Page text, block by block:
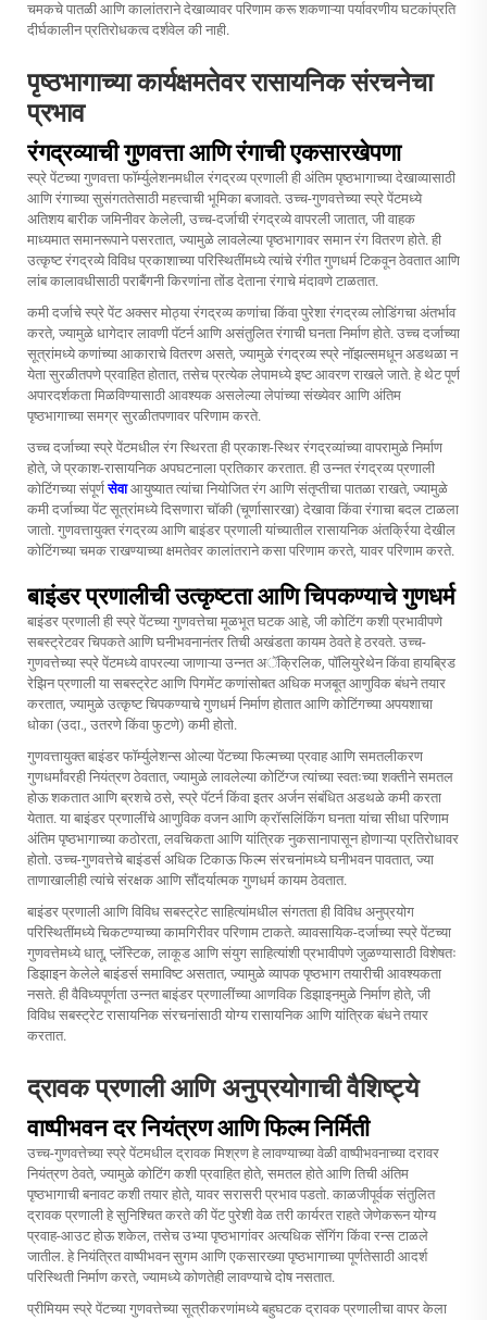
चमकचे पातळी आणि कालांतराने देखाव्यावर परिणाम करू शकणाऱ्या पर्यावरणीय घटकांप्रति
दीर्घकालीन प्रतिरोधकत्व दर्शवेल की नाही.
पृष्ठभागाच्या कार्यक्षमतेवर रासायनिक संरचनेचा
प्रभाव
रंगद्रव्याची गुणवत्ता आणि रंगाची एकसारखेपणा
स्प्रे पेंटच्या गुणवत्ता फॉर्म्युलेशनमधील रंगद्रव्य प्रणाली ही अंतिम पृष्ठभागाच्या देखाव्यासाठी
आणि रंगाच्या सुसंगततेसाठी महत्त्वाची भूमिका बजावते. उच्च-गुणवत्तेच्या स्प्रे पेंटमध्ये
अतिशय बारीक जमिनीवर केलेली, उच्च-दर्जाची रंगद्रव्ये वापरली जातात, जी वाहक
माध्यमात समानरूपाने पसरतात, ज्यामुळे लावलेल्या पृष्ठभागावर समान रंग वितरण होते. ही
उत्कृष्ट रंगद्रव्ये विविध प्रकाशाच्या परिस्थितींमध्ये त्यांचे रंगीत गुणधर्म टिकवून ठेवतात आणि
लांब कालावधीसाठी पराबैंगनी किरणांना तोंड देताना रंगाचे मंदावणे टाळतात.
कमी दर्जाचे स्प्रे पेंट अक्सर मोठ्या रंगद्रव्य कणांचा किंवा पुरेशा रंगद्रव्य लोडिंगचा अंतर्भाव
करते, ज्यामुळे धागेदार लावणी पॅटर्न आणि असंतुलित रंगाची घनता निर्माण होते. उच्च दर्जाच्या
सूत्रांमध्ये कणांच्या आकाराचे वितरण असते, ज्यामुळे रंगद्रव्य स्प्रे नॉझल्समधून अडथळा न
येता सुरळीतपणे प्रवाहित होतात, तसेच प्रत्येक लेपामध्ये इष्ट आवरण राखले जाते. हे थेट पूर्ण
अपारदर्शकता मिळविण्यासाठी आवश्यक असलेल्या लेपांच्या संख्येवर आणि अंतिम
पृष्ठभागाच्या समग्र सुरळीतपणावर परिणाम करते.
उच्च दर्जाच्या स्प्रे पेंटमधील रंग स्थिरता ही प्रकाश-स्थिर रंगद्रव्यांच्या वापरामुळे निर्माण
होते, जे प्रकाश-रासायनिक अपघटनाला प्रतिकार करतात. ही उन्नत रंगद्रव्य प्रणाली
कोटिंगच्या संपूर्णसेवाआयुष्यात त्यांचा नियोजित रंग आणि संतृप्तीचा पातळा राखते, ज्यामुळे
कमी दर्जाच्या पेंट सूत्रांमध्ये दिसणारा चॉकी (चूर्णासारखा) देखावा किंवा रंगाचा बदल टाळला
जातो. गुणवत्तायुक्त रंगद्रव्य आणि बाइंडर प्रणाली यांच्यातील रासायनिक अंतर्क्रिया देखील
कोटिंगच्या चमक राखण्याच्या क्षमतेवर कालांतराने कसा परिणाम करते, यावर परिणाम करते.
बाइंडर प्रणालीची उत्कृष्टता आणि चिपकण्याचे गुणधर्म
बाइंडर प्रणाली ही स्प्रे पेंटच्या गुणवत्तेचा मूळभूत घटक आहे, जी कोटिंग कशी प्रभावीपणे
सबस्ट्रेटवर चिपकते आणि घनीभवनानंतर तिची अखंडता कायम ठेवते हे ठरवते. उच्च-
गुणवत्तेच्या स्प्रे पेंटमध्ये वापरल्या जाणाऱ्या उन्नत अॅक्रिलिक, पॉलियुरेथेन किंवा हायब्रिड
रेझिन प्रणाली या सबस्ट्रेट आणि पिगमेंट कणांसोबत अधिक मजबूत आणुविक बंधने तयार
करतात, ज्यामुळे उत्कृष्ट चिपकण्याचे गुणधर्म निर्माण होतात आणि कोटिंगच्या अपयशाचा
धोका (उदा., उतरणे किंवा फुटणे) कमी होतो.
गुणवत्तायुक्त बाइंडर फॉर्म्युलेशन्स ओल्या पेंटच्या फिल्मच्या प्रवाह आणि समतलीकरण
गुणधर्मांवरही नियंत्रण ठेवतात, ज्यामुळे लावलेल्या कोटिंग्ज त्यांच्या स्वतःच्या शक्तीने समतल
होऊ शकतात आणि ब्रशचे ठसे, स्प्रे पॅटर्न किंवा इतर अर्जन संबंधित अडथळे कमी करता
येतात. या बाइंडर प्रणालींचे आणुविक वजन आणि क्रॉसलिंकिंग घनता यांचा सीधा परिणाम
अंतिम पृष्ठभागाच्या कठोरता, लवचिकता आणि यांत्रिक नुकसानापासून होणाऱ्या प्रतिरोधावर
होतो. उच्च-गुणवत्तेचे बाइंडर्स अधिक टिकाऊ फिल्म संरचनांमध्ये घनीभवन पावतात, ज्या
ताणाखालीही त्यांचे संरक्षक आणि सौंदर्यात्मक गुणधर्म कायम ठेवतात.
बाइंडर प्रणाली आणि विविध सबस्ट्रेट साहित्यांमधील संगतता ही विविध अनुप्रयोग
परिस्थितींमध्ये चिकटण्याच्या कामगिरीवर परिणाम टाकते. व्यावसायिक-दर्जाच्या स्प्रे पेंटच्या
गुणवत्तेमध्ये धातू, प्लॅस्टिक, लाकूड आणि संयुग साहित्यांशी प्रभावीपणे जुळण्यासाठी विशेषतः
डिझाइन केलेले बाइंडर्स समाविष्ट असतात, ज्यामुळे व्यापक पृष्ठभाग तयारीची आवश्यकता
नसते. ही वैविध्यपूर्णता उन्नत बाइंडर प्रणालींच्या आणविक डिझाइनमुळे निर्माण होते, जी
विविध सबस्ट्रेट रासायनिक संरचनांसाठी योग्य रासायनिक आणि यांत्रिक बंधने तयार
करतात.
द्रावक प्रणाली आणि अनुप्रयोगाची वैशिष्ट्ये
वाष्पीभवन दर नियंत्रण आणि फिल्म निर्मिती
उच्च-गुणवत्तेच्या स्प्रे पेंटमधील द्रावक मिश्रण हे लावण्याच्या वेळी वाष्पीभवनाच्या दरावर
नियंत्रण ठेवते, ज्यामुळे कोटिंग कशी प्रवाहित होते, समतल होते आणि तिची अंतिम
पृष्ठभागाची बनावट कशी तयार होते, यावर सरासरी प्रभाव पडतो. काळजीपूर्वक संतुलित
द्रावक प्रणाली हे सुनिश्चित करते की पेंट पुरेशी वेळ तरी कार्यरत राहते जेणेकरून योग्य
प्रवाह-आउट होऊ शकेल, तसेच उभ्या पृष्ठभागांवर अत्यधिक सॅगिंग किंवा रन्स टाळले
जातील. हे नियंत्रित वाष्पीभवन सुगम आणि एकसारख्या पृष्ठभागाच्या पूर्णतेसाठी आदर्श
परिस्थिती निर्माण करते, ज्यामध्ये कोणतेही लावण्याचे दोष नसतात.
प्रीमियम स्प्रे पेंटच्या गुणवत्तेच्या सूत्रीकरणांमध्ये बहुघटक द्रावक प्रणालीचा वापर केला